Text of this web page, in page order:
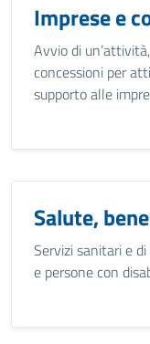
Imprese e
Avvio di
concessioni per
supporto alle
Salute,
Servizi sanitari e
e persone con